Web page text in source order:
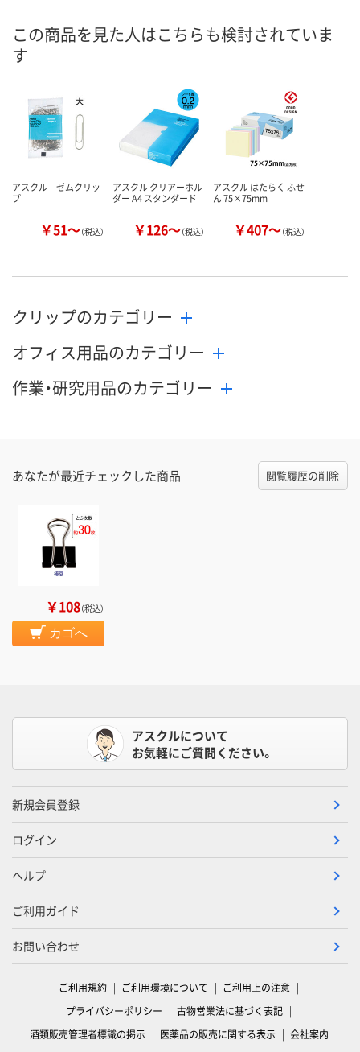
8月11日（火）
この商品を見た人はこちらも検討されていま
す
アスクル ゼムクリッ
プ
￥51～（税込）
アスクル クリアーホル
ダー A4 スタンダード
￥126～（税込）
アスクル はたらく ふせ
ん 75×75mm
￥407～（税込）
クリップのカテゴリー
オフィス用品のカテゴリー
作業・研究用品のカテゴリー
あなたが最近チェックした商品 閲覧履歴の削除
￥108（税込）
カゴへ
アスクルについて
お気軽にご質問ください。
新規会員登録
ログイン
ヘルプ
ご利用ガイド
お問い合わせ
ご利用規約 ご利用環境について
ご利用上の注意
プライバシーポリシー
古物営業法に基づく表記
酒類販売管理者標識の掲示
医薬品の販売に関する表示 会社案内